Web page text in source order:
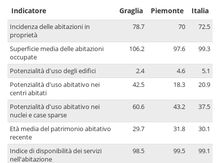
Indicatore Graglia Piemonte Italia
Incidenza delle abitazioni in
proprietà
78.7 70 72.5
Superficie media delle abitazioni
occupate
106.2 97.6 99.3
Potenzialità d'uso degli edifici 2.4 4.6
5.1
Potenzialità d'uso abitativo nei
centri abitati
42.5 18.3 20.9
Potenzialità d'uso abitativo nei
nuclei e case sparse
60.6 43.2 37.5
Età media del patrimonio abitativo
recente
29.7 31.8 30.1
Indice di disponibilità dei servizi
nell'abitazione
98.5 99.5 99.1